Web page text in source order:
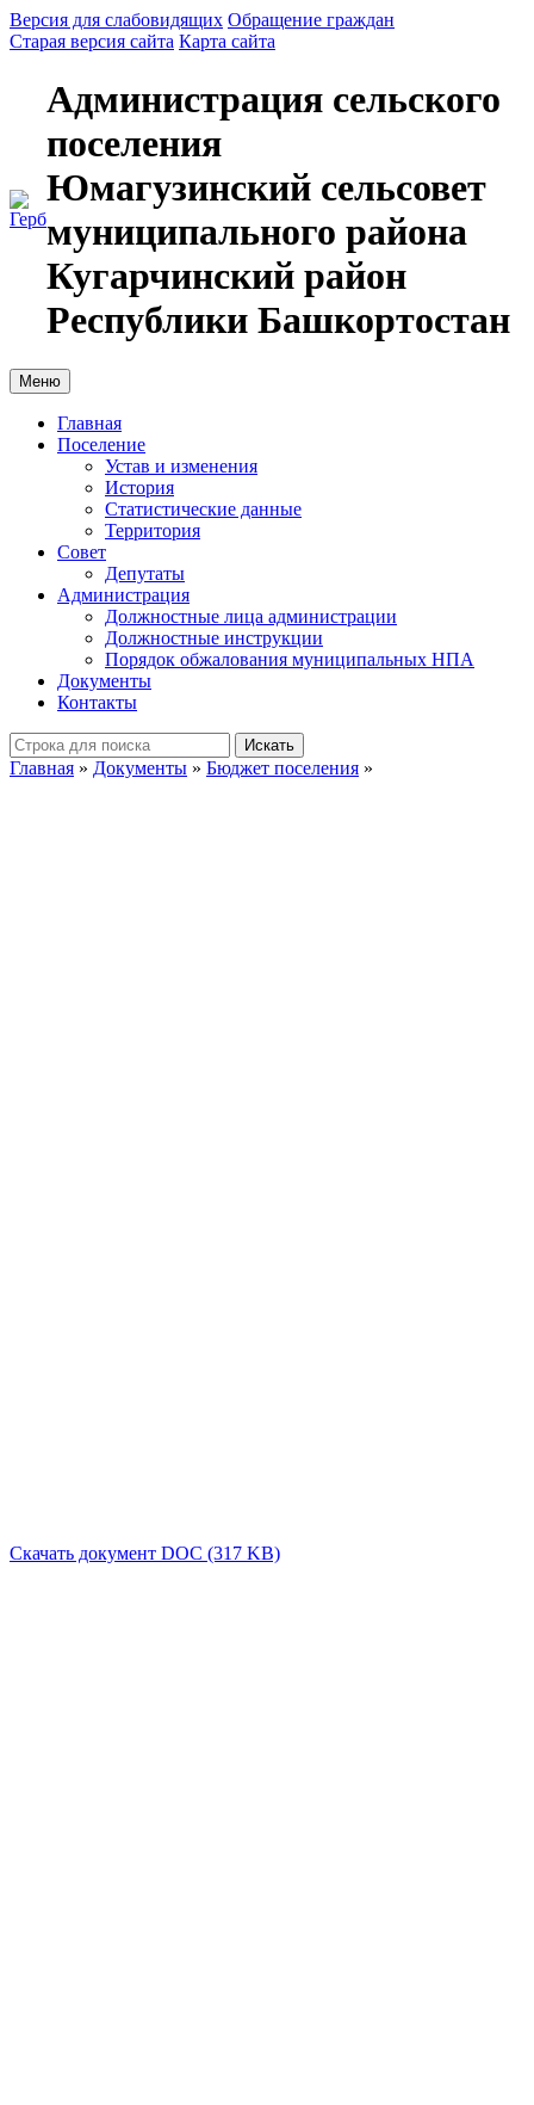
Версия для слабовидящих Обращение граждан
Старая версия сайта Карта сайта
Администрация сельского
поселения
Юмагузинский сельсовет
муниципального района
Кугарчинский район
Республики Башкортостан
Меню
Главная
Поселение
Устав и изменения
История
Статистические данные
Территория
Совет
Депутаты
Администрация
Должностные лица администрации
Должностные инструкции
Порядок обжалования муниципальных НПА
Документы
Контакты
Искать
Главная » Документы » Бюджет поселения »
Скачать документ DOC (317 KB)